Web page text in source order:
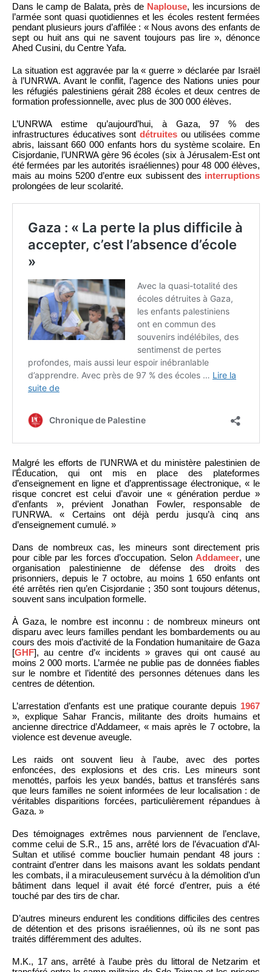
Dans le camp de Balata, près de Naplouse, les incursions de
l’armée sont quasi quotidiennes et les écoles restent fermées
pendant plusieurs jours d’affilée : « Nous avons des enfants de
sept ou huit ans qui ne savent toujours pas lire », dénonce
Ahed Cusini, du Centre Yafa.
La situation est aggravée par la « guerre » déclarée par Israël
à l’UNRWA. Avant le conflit, l’agence des Nations unies pour
les réfugiés palestiniens gérait 288 écoles et deux centres de
formation professionnelle, avec plus de 300 000 élèves.
L’UNRWA estime qu’aujourd’hui, à Gaza, 97 % des
infrastructures éducatives sont détruites ou utilisées comme
abris, laissant 660 000 enfants hors du système scolaire. En
Cisjordanie, l’UNRWA gère 96 écoles (six à Jérusalem-Est ont
été fermées par les autorités israéliennes) pour 48 000 élèves,
mais au moins 5200 d’entre eux subissent des interruptions
prolongées de leur scolarité.
Malgré les efforts de l’UNRWA et du ministère palestinien de
l’Éducation, qui ont mis en place des plateformes
d’enseignement en ligne et d’apprentissage électronique, « le
risque concret est celui d’avoir une « génération perdue »
d’enfants », prévient Jonathan Fowler, responsable de
l’UNRWA. « Certains ont déjà perdu jusqu’à cinq ans
d’enseignement cumulé. »
Dans de nombreux cas, les mineurs sont directement pris
pour cible par les forces d’occupation. Selon Addameer, une
organisation palestinienne de défense des droits des
prisonniers, depuis le 7 octobre, au moins 1 650 enfants ont
été arrêtés rien qu’en Cisjordanie ; 350 sont toujours détenus,
souvent sans inculpation formelle.
À Gaza, le nombre est inconnu : de nombreux mineurs ont
disparu avec leurs familles pendant les bombardements ou au
cours des mois d’activité de la Fondation humanitaire de Gaza
[GHF], au centre d’« incidents » graves qui ont causé au
moins 2 000 morts. L’armée ne publie pas de données fiables
sur le nombre et l’identité des personnes détenues dans les
centres de détention.
L’arrestation d’enfants est une pratique courante depuis 1967
», explique Sahar Francis, militante des droits humains et
ancienne directrice d’Addameer, « mais après le 7 octobre, la
violence est devenue aveugle.
Les raids ont souvent lieu à l’aube, avec des portes
enfoncées, des explosions et des cris. Les mineurs sont
menottés, parfois les yeux bandés, battus et transférés sans
que leurs familles ne soient informées de leur localisation : de
véritables disparitions forcées, particulièrement répandues à
Gaza. »
Des témoignages extrêmes nous parviennent de l’enclave,
comme celui de S.R., 15 ans, arrêté lors de l’évacuation d’Al-
Sultan et utilisé comme bouclier humain pendant 48 jours :
contraint d’entrer dans les maisons avant les soldats pendant
les combats, il a miraculeusement survécu à la démolition d’un
bâtiment dans lequel il avait été forcé d’entrer, puis a été
touché par des tirs de char.
D’autres mineurs endurent les conditions difficiles des centres
de détention et des prisons israéliennes, où ils ne sont pas
traités différemment des adultes.
M.K., 17 ans, arrêté à l’aube près du littoral de Netzarim et